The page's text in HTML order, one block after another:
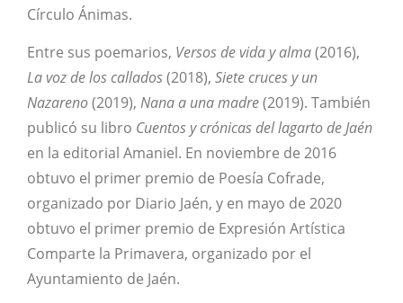
Círculo Ánimas.
Entre sus poemarios, Versos de vida y alma(2016),
La voz de los callados(2018), Siete cruces y un
Nazareno(2019), Nana a una madre(2019). También
publicó su libro Cuentos y crónicas del lagarto de Jaén
en la editorial Amaniel. En noviembre de 2016
obtuvo el primer premio de Poesía Cofrade,
organizado por Diario Jaén, y en mayo de 2020
obtuvo el primer premio de Expresión Artística
Comparte la Primavera, organizado por el
Ayuntamiento de Jaén.